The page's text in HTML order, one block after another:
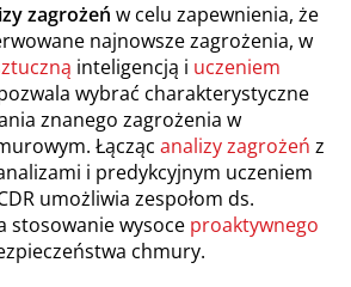
zagrożeń w celu zapewnienia, że
najnowsze zagrożenia, w
inteligencją i uczeniem
wybrać charakterystyczne
znanego zagrożenia w
Łącząc analizy zagrożeń z
i predykcyjnym uczeniem
umożliwia zespołom ds.
stosowanie wysoce proaktywnego
chmury.